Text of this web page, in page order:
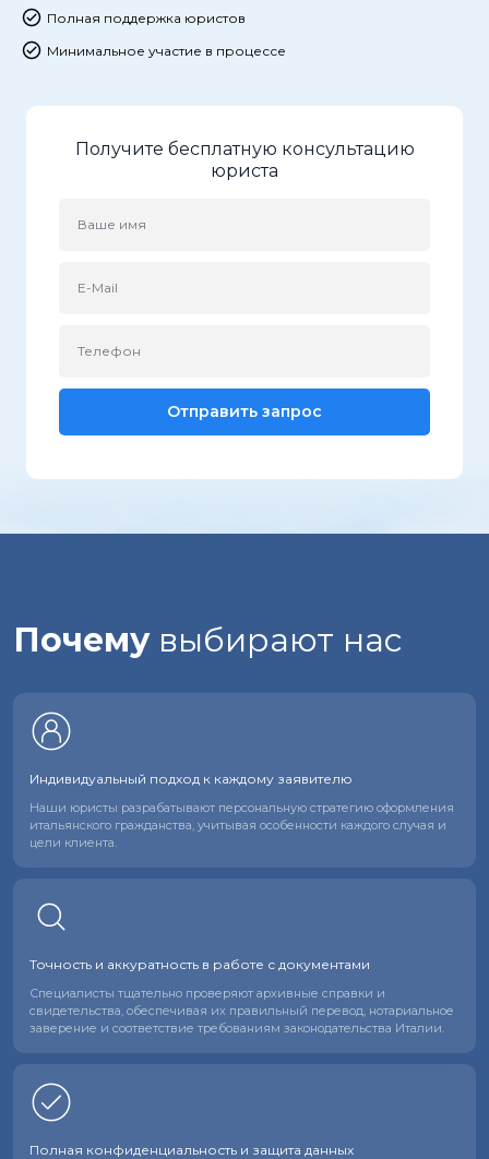
Полная поддержка юристов
Минимальное участие в процессе
Получите бесплатную консультацию
юриста
Почемувыбирают нас
Индивидуальный подход к каждому заявителю
Наши юристы разрабатывают персональную стратегию оформления
итальянского гражданства, учитывая особенности каждого случая и
цели клиента.
Точность и аккуратность в работе с документами
Специалисты тщательно проверяют архивные справки и
свидетельства, обеспечивая их правильный перевод, нотариальное
заверение и соответствие требованиям законодательства Италии.
Полная конфиденциальность и защита данных